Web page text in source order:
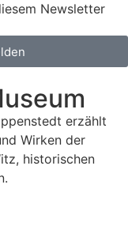
Newsletter
erzählt
Wirken der
historischen